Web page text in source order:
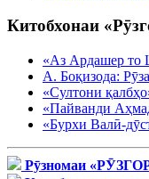
Китобхонаи
«Аз Ардашер
А. Боқизода:
«Султони
«Пайванди
«Бурхи Валӣ-
Рӯзномаи